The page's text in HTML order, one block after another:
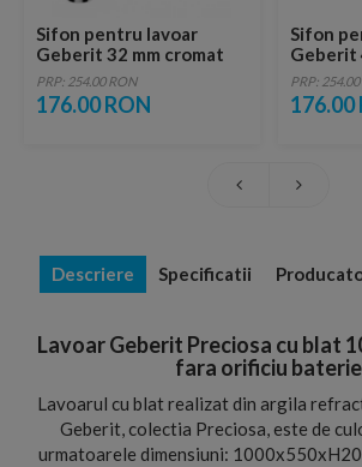
Sifon pentru lavoar
Geberit 32 mm cromat
PRP: 254.00 RON
176.00 RON
Sifon
Geberit
PRP:
176.00
Descriere Specificatii
Lavoar Geberit Preciosa cu blat
fara orificiu baterie
Lavoarul cu blat realizat din argila
Geberit, colectia Preciosa, este de
urmatoarele dimensiuni: